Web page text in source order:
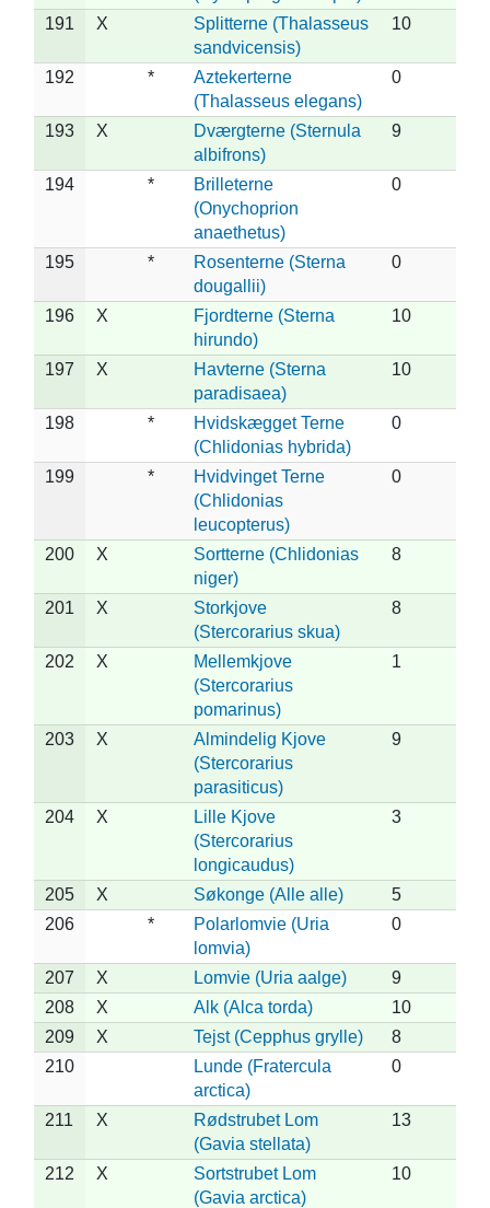
191
X
Splitterne (Thalasseus
sandvicensis)
10
192 *
Aztekerterne
(Thalasseus elegans)
0
193 X
Dværgterne (Sternula
albifrons)
9
194 *
Brilleterne
(Onychoprion
anaethetus)
0
195 *
Rosenterne (Sterna
dougallii)
0
196 X
Fjordterne (Sterna
hirundo)
10
197 X
Havterne (Sterna
paradisaea)
10
198 *
Hvidskægget Terne
(Chlidonias hybrida)
0
199 *
Hvidvinget Terne
(Chlidonias
leucopterus)
0
200 X
Sortterne (Chlidonias
niger)
8
201 X
Storkjove
(Stercorarius skua)
8
202 X
Mellemkjove
(Stercorarius
pomarinus)
1
203 X
Almindelig Kjove
(Stercorarius
parasiticus)
9
204 X
Lille Kjove
(Stercorarius
longicaudus)
3
205 X Søkonge (Alle alle)
5
206
*
Polarlomvie (Uria
lomvia)
0
207 X Lomvie (Uria aalge)
9
208
X Alk (Alca torda)
10
209
X Tejst (Cepphus grylle)
8
210
Lunde (Fratercula
arctica)
0
211 X
Rødstrubet Lom
(Gavia stellata)
13
212 X
Sortstrubet Lom
(Gavia arctica)
10